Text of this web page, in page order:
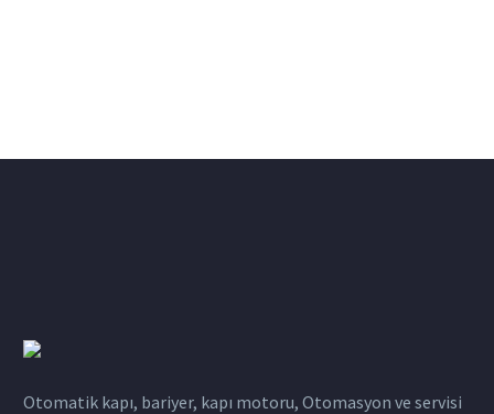
Otomatik kapı, bariyer, kapı motoru, Otomasyon ve servisi